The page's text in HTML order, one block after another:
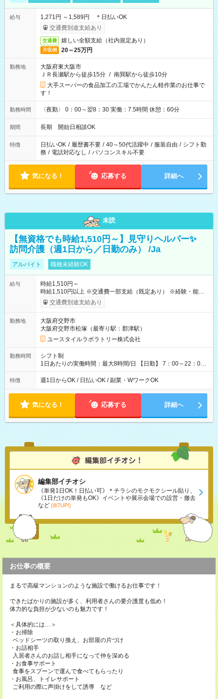
給与
1,271円 ～1,589円 ＊日払いOK
交通費別途支給あり
交通費 嬉しい全額支給（社内規定あり）
月収例 20～25万円
勤務地
大阪府東大阪市
ＪＲ長瀬駅から徒歩15分 / 南巽駅から徒歩10分
大手スーパーの食品加工の工場でかんたん軽作業のお仕事で
す！
勤務時間 〈夜勤〉 0：00～翌8：30 実働：7.5時間 休憩：60分
期間 長期 開始日相談OK
特徴 日払いOK / 履歴書不要 / 40～50代活躍中 / 服装自由 / シフト勤
務 / 電話対応なし / パソコンスキル不要
気になる！ 応募する 詳細へ
未読
【無資格でも時給1,510円～】見守りヘルパー✨
訪問介護（週1日から／日勤のみ） /Ja
アルバイト 職種未経験OK
給与
時給1,510円～
時給1,510円以上 ※交通費一部支給（既定あり） ※経験・能力を
考慮して決定します 【収入例】 週1回勤務の場合：1,510円×8時
間×4回=4万8,320円 週3回勤務の場合：1,510円×8時間×12回
1,600円 【試用期間】試用期間あり 試用期間の長さ：2ヶ月
※ 雇用形態と給与に、本採用時と異なる部分があります。 雇用
形態：本採用時と同じです。 給与：時給 1,180円以上
交通費別途支給あり
勤務地
大阪府交野市
大阪府交野市松塚（最寄り駅：郡津駅）
ユースタイルラボラトリー株式会社
勤務時間
シフト制
1日あたりの実働時間：最大8時間/日 【日勤】 7：00～22：00
の間で4～8時間勤務（休憩時間は法定通り） ※週1日～OK ／ 1
日4時間から勤務OK ／ 夜勤なし ＊＊ 勤務時間例 ＊＊ ■7時
変動 ※曜日固定（毎週同じ曜日勤務）
特徴 週1日からOK / 日払いOK / 副業・WワークOK
気になる！ 応募する 詳細へ
編集部イチオシ
《単発1日OK！日払い可》＊チラシのモクモクシール貼り、
《1日だけの単発もOK》イベントや展示会場での設営・撤去
など (8/7UP!)
お仕事の概要
まるで高級マンションのような施設で働けるお仕事です！
できたばかりの施設が多く、利用者さんの要介護度も低め！
体力的な負担が少ないのも魅力です！
＜具体的には…＞
・お掃除
ベッドシーツの取り換え、お部屋の片づけ
・お話相手
入居者さんのお話し相手になって仲を深める
・お食事サポート
食事をスプーンで運んで食べてもらったり
・お風呂、トイレサポート
ご利用の際に声掛けをして誘導 など